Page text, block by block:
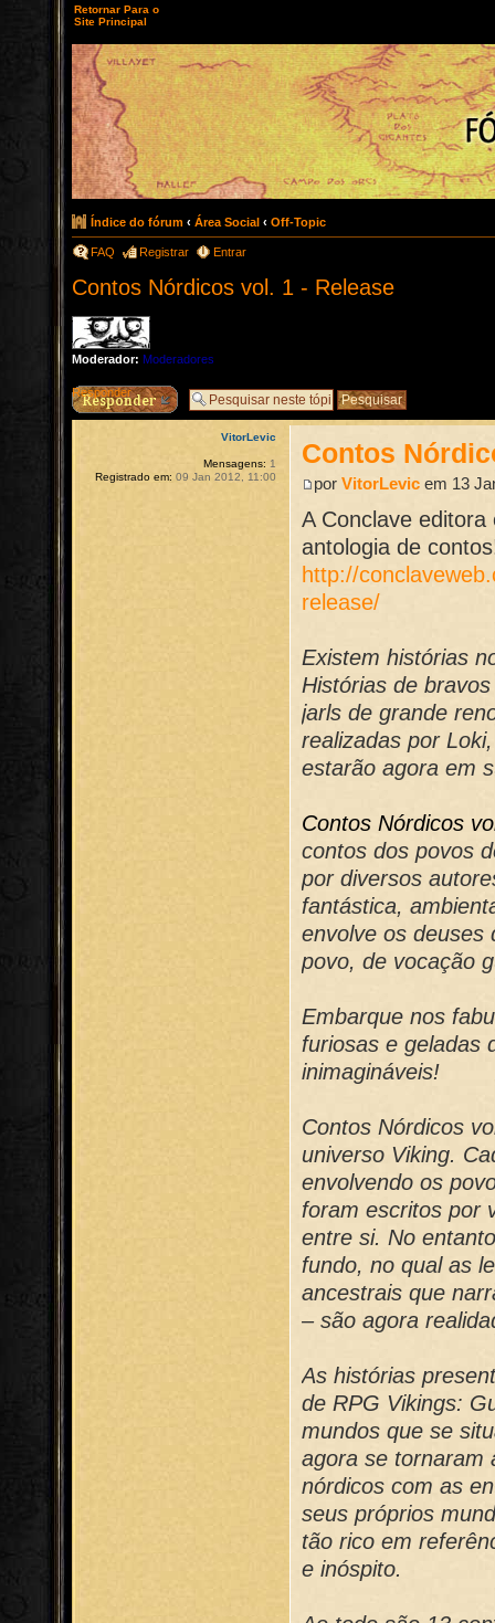
Retornar Para o
Site Principal
Índice do fórum ‹ Área Social ‹ Off-Topic
FAQ Registrar Entrar
Contos Nórdicos vol. 1 - Release
Moderador: Moderadores
Responder
Contos
porVitorLevic em 13
A Conclave
antologia de
http://
release/
Existem histórias
Histórias de
jarls de grande
realizadas por
estarão agora em
Contos Nórdicos
contos dos povos
por diversos
fantástica,
envolve os deuses
povo, de vocação
Embarque nos
furiosas e geladas
inimagináveis!
Contos Nórdicos
universo Viking.
envolvendo os
foram escritos por
entre si. No
fundo, no qual as
ancestrais que
– são agora
As histórias
de RPG Vikings:
mundos que se
agora se tornaram
nórdicos com as
seus próprios
tão rico em
e inóspito.
VitorLevic
Mensagens: 1
Registrado em: 09 Jan 2012, 11:00